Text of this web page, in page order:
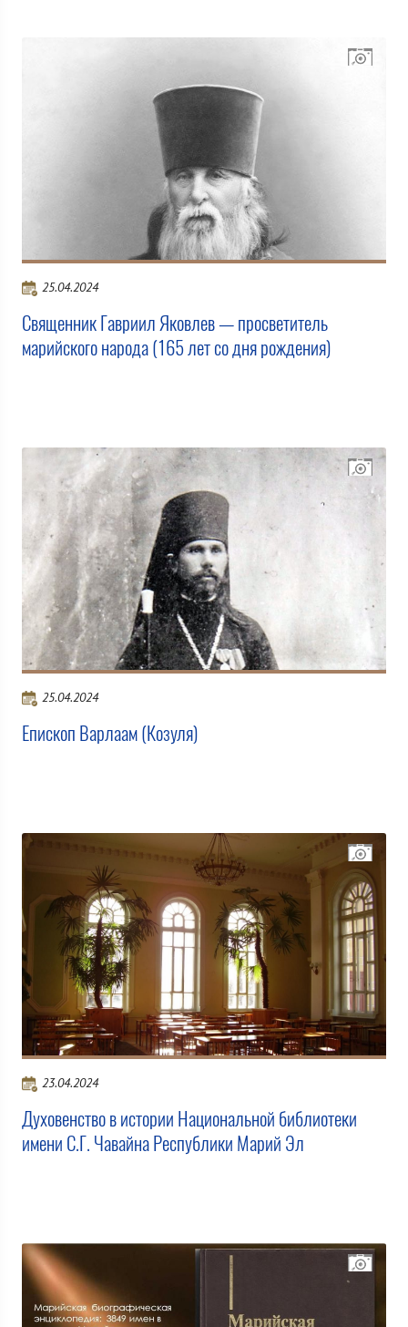
25.04.2024
Священник Гавриил Яковлев — просветитель
марийского народа (165 лет со дня рождения)
25.04.2024
Епископ Варлаам (Козуля)
23.04.2024
Духовенство в истории Национальной библиотеки
имени С.Г. Чавайна Республики Марий Эл